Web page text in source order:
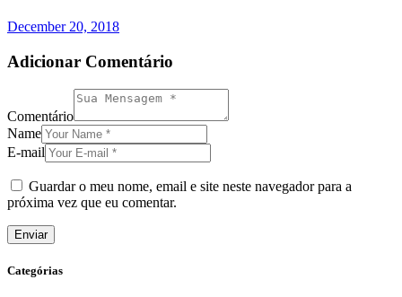
December 20, 2018
Adicionar Comentário
Comentário
Name
E-mail
Guardar o meu nome, email e site neste navegador para a
próxima vez que eu comentar.
Categórias